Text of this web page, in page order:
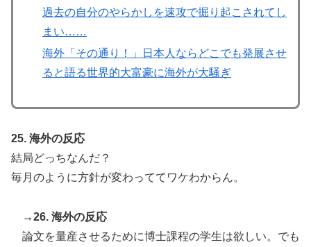
過去の自分のやらかしを速攻で掘り起こされてし
まい……
海外「その通り！」日本人ならどこでも発展させ
ると語る世界的大富豪に海外が大騒ぎ
25. 海外の反応
結局どっちなんだ？
毎月のように方針が変わっててワケわからん。
→26. 海外の反応
論文を量産させるために博士課程の学生は欲しい。でも